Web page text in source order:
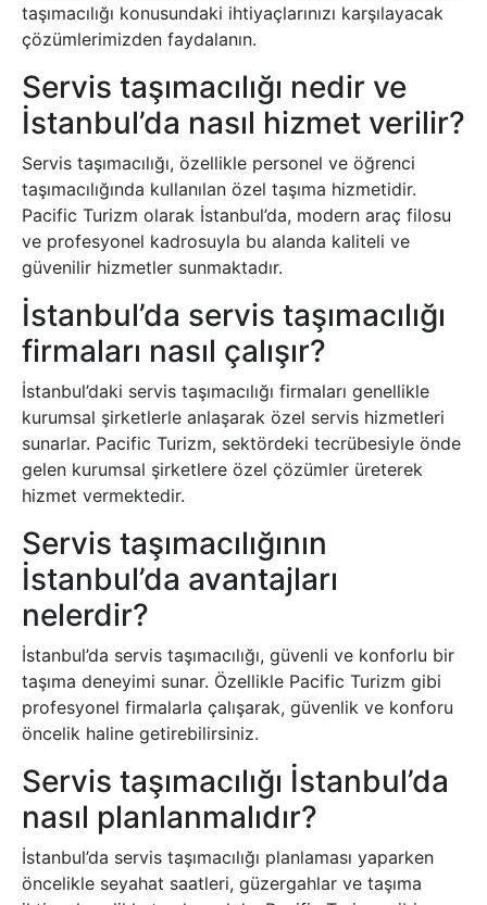
taşımacılığı konusundaki ihtiyaçlarınızı karşılayacak
çözümlerimizden faydalanın.
Servis taşımacılığı nedir ve
İstanbul’da nasıl hizmet verilir?
Servis taşımacılığı, özellikle personel ve öğrenci
taşımacılığında kullanılan özel taşıma hizmetidir.
Pacific Turizm olarak İstanbul’da, modern araç filosu
ve profesyonel kadrosuyla bu alanda kaliteli ve
güvenilir hizmetler sunmaktadır.
İstanbul’da servis taşımacılığı
firmaları nasıl çalışır?
İstanbul’daki servis taşımacılığı firmaları genellikle
kurumsal şirketlerle anlaşarak özel servis hizmetleri
sunarlar. Pacific Turizm, sektördeki tecrübesiyle önde
gelen kurumsal şirketlere özel çözümler üreterek
hizmet vermektedir.
Servis taşımacılığının
İstanbul’da avantajları
nelerdir?
İstanbul’da servis taşımacılığı, güvenli ve konforlu bir
taşıma deneyimi sunar. Özellikle Pacific Turizm gibi
profesyonel firmalarla çalışarak, güvenlik ve konforu
öncelik haline getirebilirsiniz.
Servis taşımacılığı İstanbul’da
nasıl planlanmalıdır?
İstanbul’da servis taşımacılığı planlaması yaparken
öncelikle seyahat saatleri, güzergahlar ve taşıma